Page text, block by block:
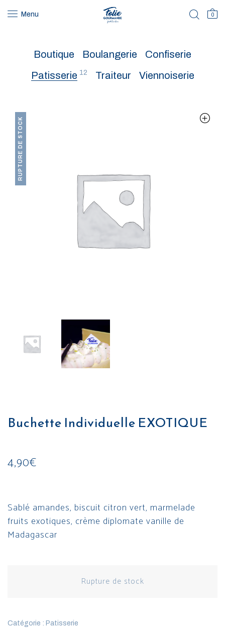
Menu 0
Boutique Boulangerie
Confiserie
Patisserie 12 Traiteur Viennoiserie
RUPTURE DE STOCK
Buchette Individuelle EXOTIQUE
4,90€
Sablé amandes, biscuit citron vert, marmelade
fruits exotiques, crème diplomate vanille de
Madagascar
Rupture de stock
Catégorie : Patisserie